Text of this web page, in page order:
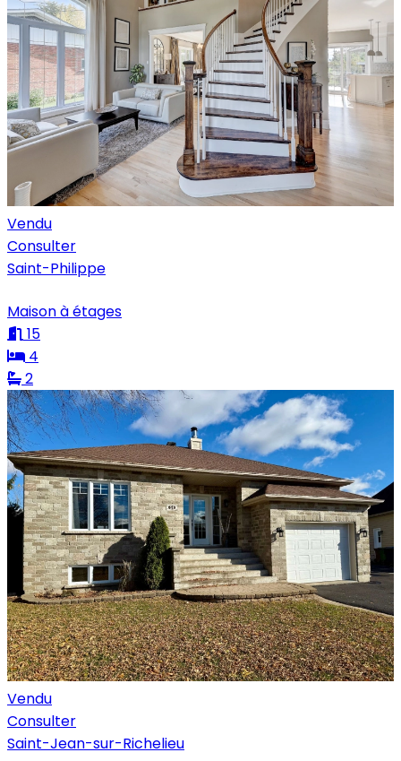
Vendu
Consulter
Saint-Philippe
Maison à étages
15
4
2
Vendu
Consulter
Saint-Jean-sur-Richelieu